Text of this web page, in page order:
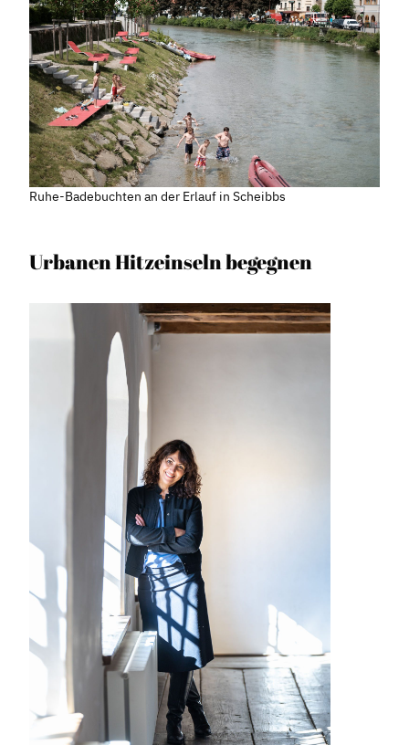
Ruhe-Badebuchten an der Erlauf in Scheibbs
Urbanen Hitzeinseln begegnen